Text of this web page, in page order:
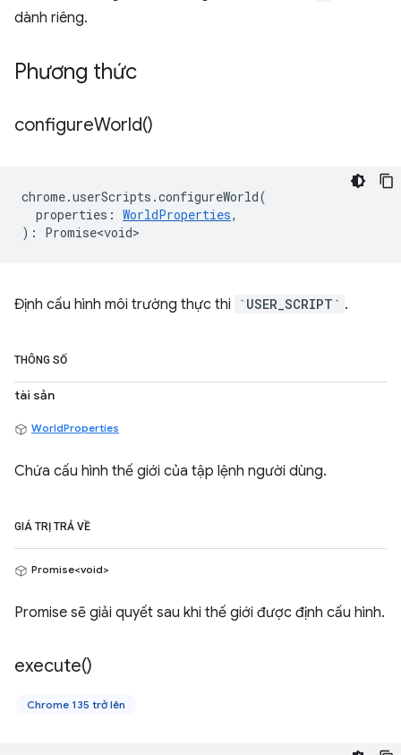
dành riêng.
Phương thức
configureWorld()
chrome.userScripts .configureWorld(
properties : WorldProperties,
) : Promise<void>
Định cấu hình môi trường thực thi `USER_SCRIPT` .
THÔNG SỐ
tài sản
WorldProperties
Chứa cấu hình thế giới của tập lệnh người dùng.
GIÁ TRỊ TRẢ VỀ
Promise<void>
Promise sẽ giải quyết sau khi thế giới được định cấu hình.
execute()
Chrome 135 trở lên